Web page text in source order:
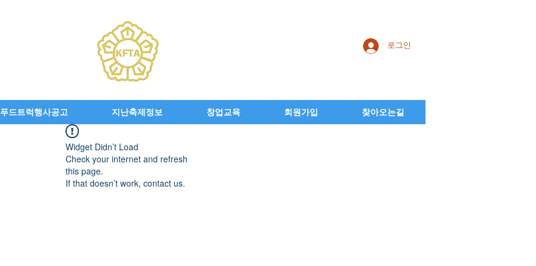
로그인
푸드트럭행사공고 지난축제정보 창업교육 회원가입 찾아오는길
Widget Didn’t Load
Check your internet and refresh
this page.
If that doesn’t work, contact us.